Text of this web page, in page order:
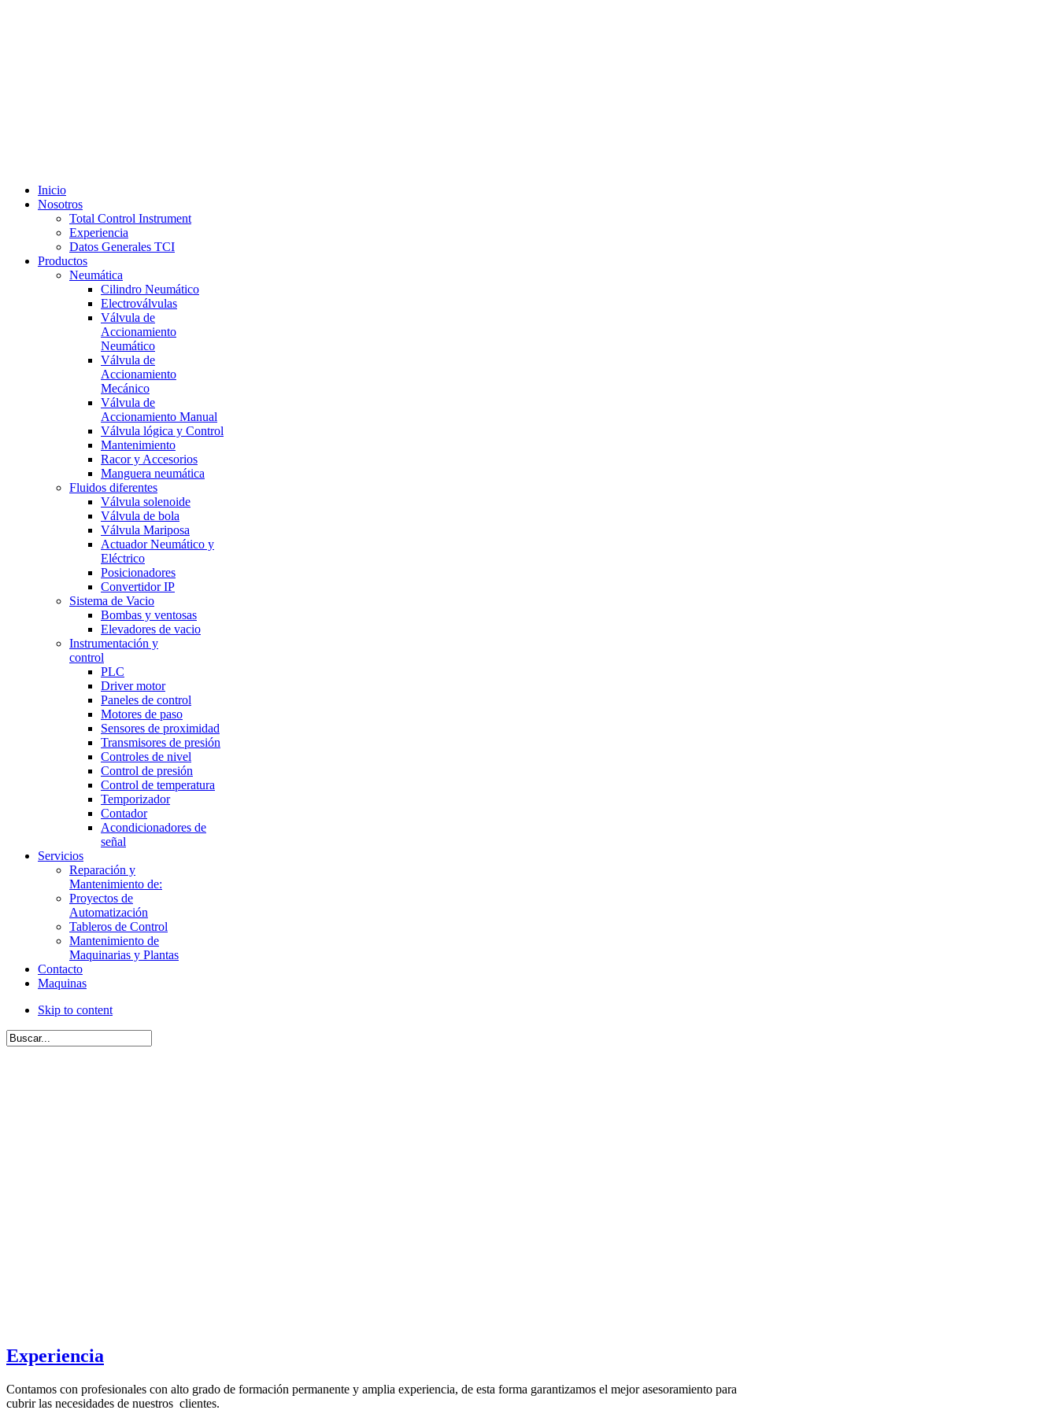
Inicio
Nosotros
Total Control Instrument
Experiencia
Datos Generales TCI
Productos
Neumática
Cilindro Neumático
Electroválvulas
Válvula de
Accionamiento
Neumático
Válvula de
Accionamiento
Mecánico
Válvula de
Accionamiento Manual
Válvula lógica y Control
Mantenimiento
Racor y Accesorios
Manguera neumática
Fluidos diferentes
Válvula solenoide
Válvula de bola
Válvula Mariposa
Actuador Neumático y
Eléctrico
Posicionadores
Convertidor IP
Sistema de Vacio
Bombas y ventosas
Elevadores de vacio
Instrumentación y
control
PLC
Driver motor
Paneles de control
Motores de paso
Sensores de proximidad
Transmisores de presión
Controles de nivel
Control de presión
Control de temperatura
Temporizador
Contador
Acondicionadores de
señal
Servicios
Reparación y
Mantenimiento de:
Proyectos de
Automatización
Tableros de Control
Mantenimiento de
Maquinarias y Plantas
Contacto
Maquinas
Skip to content
Experiencia
Contamos con profesionales con alto grado de formación permanente y amplia experiencia, de esta forma garantizamos el mejor asesoramiento para
cubrir las necesidades de nuestros clientes.